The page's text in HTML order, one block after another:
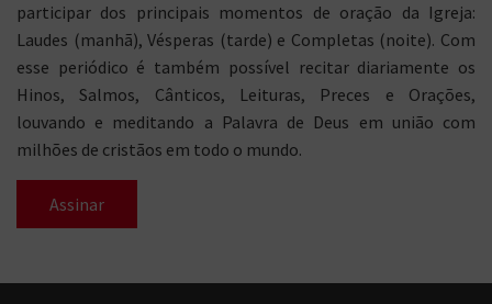
participar dos principais momentos de oração da Igreja:
Laudes (manhã), Vésperas (tarde) e Completas (noite). Com
esse periódico é também possível recitar diariamente os
Hinos, Salmos, Cânticos, Leituras, Preces e Orações,
louvando e meditando a Palavra de Deus em união com
milhões de cristãos em todo o mundo.
Assinar